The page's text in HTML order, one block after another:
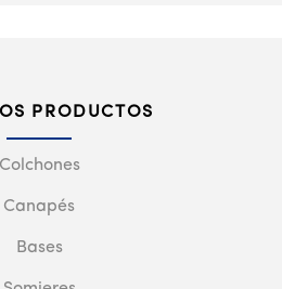
PRODUCTOS
Colchones
Canapés
Bases